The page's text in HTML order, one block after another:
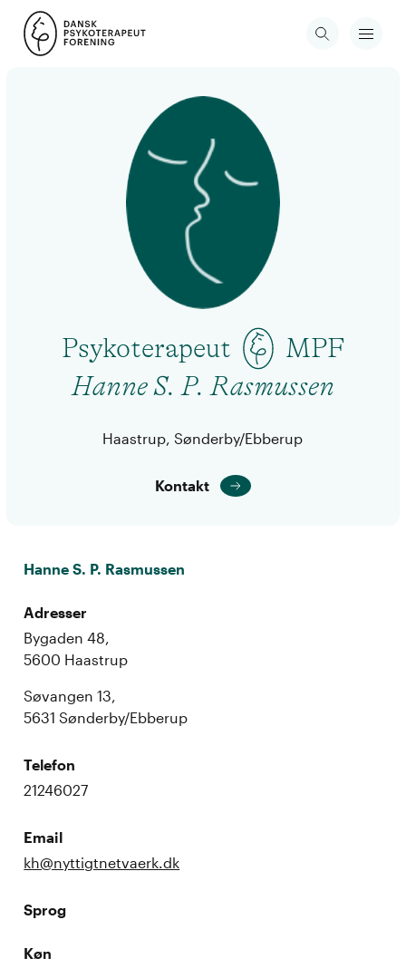
Psykoterapeut
MPF
Hanne S. P. Rasmussen
Haastrup, Sønderby/Ebberup
Kontakt
Hanne S. P. Rasmussen
Adresser
Bygaden 48,
5600 Haastrup
Søvangen 13,
5631 Sønderby/Ebberup
Telefon
21246027
Email
kh@nyttigtnetvaerk.dk
Sprog
Køn